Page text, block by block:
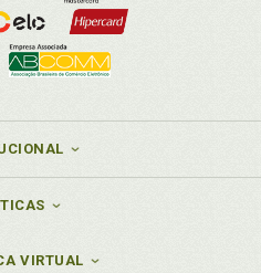
VIRTUAL